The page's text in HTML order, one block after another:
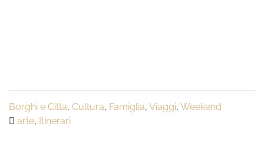
Borghi e Citta, Cultura, Famiglia, Viaggi, Weekend
arte, Itinerari